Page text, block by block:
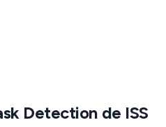
Detection de ISS